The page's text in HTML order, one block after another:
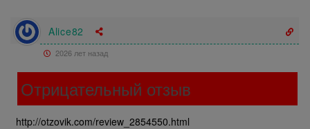
Alice82
2026 лет назад
Отрицательный отзыв
http://otzovik.com/review_2854550.html